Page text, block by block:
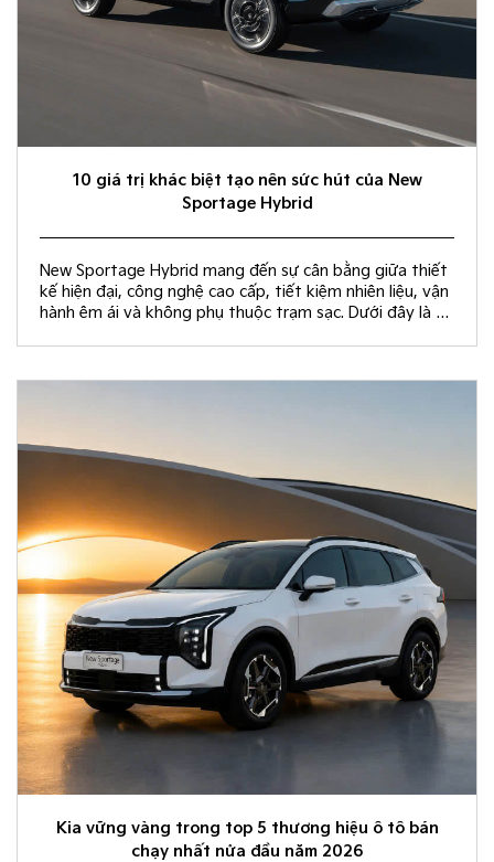
10 giá trị khác biệt tạo nên sức hút của New
Sportage Hybrid
New Sportage Hybrid mang đến sự cân bằng giữa thiết
kế hiện đại, công nghệ cao cấp, tiết kiệm nhiên liệu, vận
hành êm ái và không phụ thuộc trạm sạc. Dưới đây là 10
Kia vững vàng trong top 5 thương hiệu ô tô bán
chạy nhất nửa đầu năm 2026